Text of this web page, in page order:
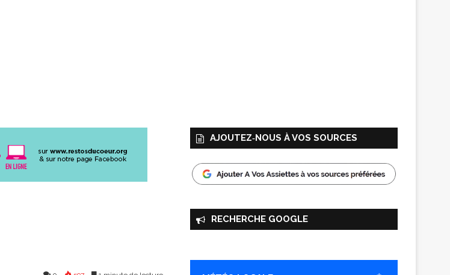
AJOUTEZ‑NOUS À VOS SOURCES
RECHERCHE GOOGLE